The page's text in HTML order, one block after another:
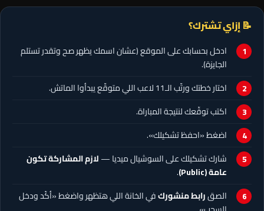
📝 إزاي تشترك؟
ادخل بحسابك على الموقع (عشان اسمك يظهر صح وتقدر تستلم
الجايزة).
اختار خطتك ورتّب الـ11 لاعب اللي متوقّع يبدأوا الماتش.
اكتب توقّعك لنتيجة المباراة.
اضغط «احفظ تشكيلك».
شارك تشكيلك على السوشيال ميديا —لازم المشاركة تكون
عامة (Public)
.
الصقرابط منشوركفي الخانة اللي هتظهر واضغط «أكّد ودخل